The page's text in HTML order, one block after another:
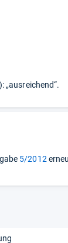
„ausreichend“.
5/2012